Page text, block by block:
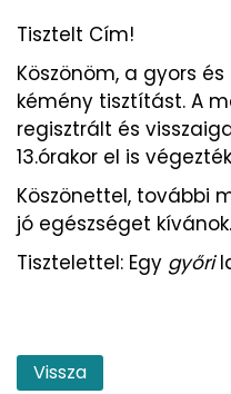
Tisztelt Cím!
Köszönöm, a gyors és
kémény tisztítást. A
regisztrált és
13.órakor el is
Köszönettel, további
jó egészséget kívánok.
Tisztelettel: Egy győri
Vissza